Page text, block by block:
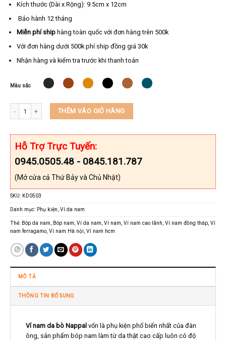
Kích thước (Dài x Rộng): 9.5cm x 12cm
Bảo hành 12 tháng
Miễn phí shiphàng toàn quốc với đơn hàng trên 500k
Với đơn hàng dưới 500k phí ship đồng giá 30k
Nhận hàng và kiểm tra trước khi thanh toán
Màu sắc
Ví nam da bò Nappal cao cấp KEEDO KD0633 số lượng
THÊM VÀO GIỎ HÀNG
Hỗ Trợ Trực Tuyến:
0945.0505.48 - 0845.181.787
(Mở cửa cả Thứ Bảy và Chủ Nhật)
SKU: KD0503
Danh mục: Phụ kiện Ví da nam
Thẻ: Bóp da nam Bóp nam Ví da nam Ví nam Ví nam cao lãnh Ví nam đồng tháp, Ví
nam ferragamo, Ví nam Hà nội Ví nam hcm
MÔ TẢ
THÔNG TIN BỔ SUNG
Ví nam da bò Nappal vốn là phụ kiện phổ biển nhất của đàn
ông, sản phẩm bóp nam làm từ da thật cao cấp luôn có độ